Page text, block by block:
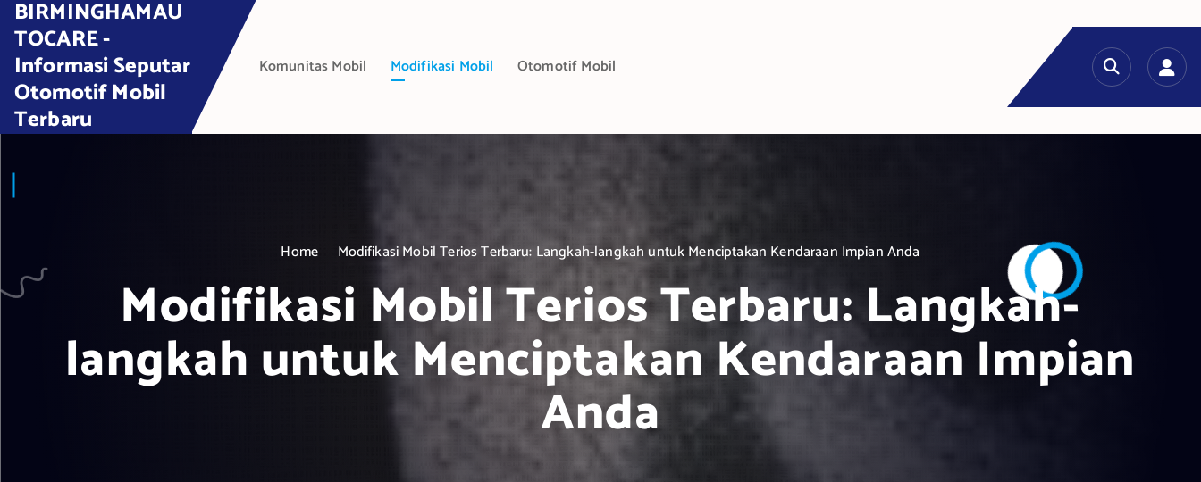
BIRMINGHAMAU
TOCARE -
Informasi Seputar
Otomotif Mobil
Terbaru
Komunitas Mobil Modifikasi Mobil Otomotif Mobil
Home Modifikasi Mobil Terios Terbaru: Langkah-langkah untuk Menciptakan Kendaraan Impian Anda
Modifikasi Mobil Terios Terbaru: Langkah-
langkah untuk Menciptakan Kendaraan Impian
Anda